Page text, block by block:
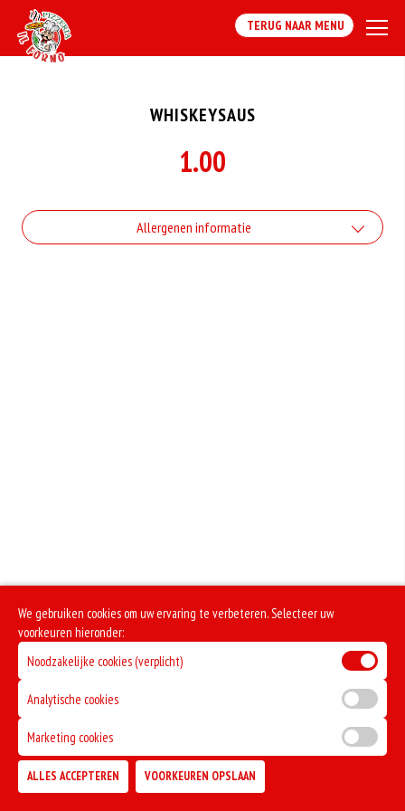
TERUG NAAR MENU
WHISKEYSAUS
1.00
Allergenen informatie
We gebruiken cookies om uw ervaring te verbeteren. Selecteer uw
voorkeuren hieronder:
Noodzakelijke cookies (verplicht)
Analytische cookies
Marketing cookies
ALLES ACCEPTEREN VOORKEUREN OPSLAAN